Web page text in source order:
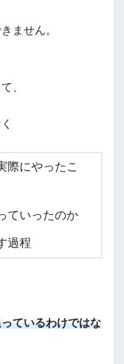
ません。
、
際にやったこ
ていったのか
過程
ているわけではな